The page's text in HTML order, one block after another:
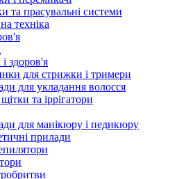
та прасувальні системи
техніка
здоров'я
для стрижки і тримери
для укладання волосся
та іррігатори
для манікюру і педикюру
прилади